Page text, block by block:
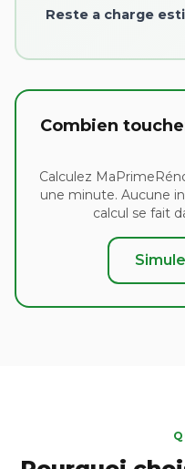
Reste a charge
Combien
Calculez
une minute. Aucune
calcul se fait